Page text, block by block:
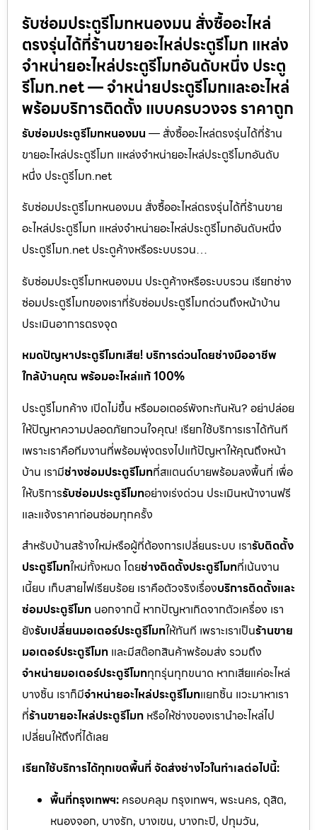
รับซ่อมประตูรีโมทหนองมน สั่งซื้ออะไหล่
ตรงรุ่นได้ที่ร้านขายอะไหล่ประตูรีโมท แหล่ง
จำหน่ายอะไหล่ประตูรีโมทอันดับหนึ่ง ประตู
รีโมท.net — จำหน่ายประตูรีโมทและอะไหล่
พร้อมบริการติดตั้ง แบบครบวงจร ราคาถูก
รับซ่อมประตูรีโมทหนองมน — สั่งซื้ออะไหล่ตรงรุ่นได้ที่ร้าน
ขายอะไหล่ประตูรีโมท แหล่งจำหน่ายอะไหล่ประตูรีโมทอันดับ
หนึ่ง ประตูรีโมท.net
รับซ่อมประตูรีโมทหนองมน สั่งซื้ออะไหล่ตรงรุ่นได้ที่ร้านขาย
อะไหล่ประตูรีโมท แหล่งจำหน่ายอะไหล่ประตูรีโมทอันดับหนึ่ง
ประตูรีโมท.net ประตูค้างหรือระบบรวน…
รับซ่อมประตูรีโมทหนองมน ประตูค้างหรือระบบรวน เรียกช่าง
ซ่อมประตูรีโมทของเราที่รับซ่อมประตูรีโมทด่วนถึงหน้าบ้าน
ประเมินอาการตรงจุด
หมดปัญหาประตูรีโมทเสีย! บริการด่วนโดยช่างมืออาชีพ
ใกล้บ้านคุณ พร้อมอะไหล่แท้ 100%
ประตูรีโมทค้าง เปิดไม่ขึ้น หรือมอเตอร์พังกะทันหัน? อย่าปล่อย
ให้ปัญหาความปลอดภัยกวนใจคุณ! เรียกใช้บริการเราได้ทันที
เพราะเราคือทีมงานที่พร้อมพุ่งตรงไปแก้ปัญหาให้คุณถึงหน้า
บ้าน เรามีช่างซ่อมประตูรีโมทที่สแตนด์บายพร้อมลงพื้นที่ เพื่อ
ให้บริการรับซ่อมประตูรีโมทอย่างเร่งด่วน ประเมินหน้างานฟรี
และแจ้งราคาก่อนซ่อมทุกครั้ง
สำหรับบ้านสร้างใหม่หรือผู้ที่ต้องการเปลี่ยนระบบ เรารับติดตั้ง
ประตูรีโมทใหม่ทั้งหมด โดยช่างติดตั้งประตูรีโมทที่เน้นงาน
เนี้ยบ เก็บสายไฟเรียบร้อย เราคือตัวจริงเรื่องบริการติดตั้งและ
ซ่อมประตูรีโมท นอกจากนี้ หากปัญหาเกิดจากตัวเครื่อง เรา
ยังรับเปลี่ยนมอเตอร์ประตูรีโมทให้ทันที เพราะเราเป็นร้านขาย
มอเตอร์ประตูรีโมท และมีสต๊อกสินค้าพร้อมส่ง รวมถึง
จำหน่ายมอเตอร์ประตูรีโมททุกรุ่นทุกขนาด หากเสียแค่อะไหล่
บางชิ้น เราก็มีจำหน่ายอะไหล่ประตูรีโมทแยกชิ้น แวะมาหาเรา
ที่ร้านขายอะไหล่ประตูรีโมท หรือให้ช่างของเรานำอะไหล่ไป
เปลี่ยนให้ถึงที่ได้เลย
เรียกใช้บริการได้ทุกเขตพื้นที่ จัดส่งช่างไวในทำเลต่อไปนี้:
พื้นที่กรุงเทพฯ: ครอบคลุม กรุงเทพฯ, พระนคร, ดุสิต,
หนองจอก, บางรัก, บางเขน, บางกะปิ, ปทุมวัน,